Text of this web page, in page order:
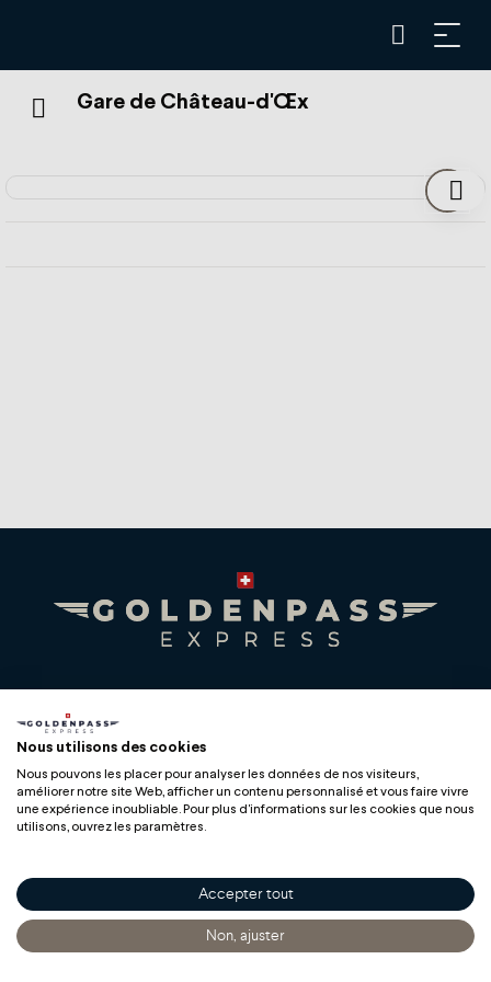
Gare de Château-d'Œx
Compagnie du Chemin de Fer Montreux Oberland
bernois SA
BLS AG
Copyright
Nous utilisons des cookies
Nous pouvons les placer pour analyser les données de nos visiteurs,
améliorer notre site Web, afficher un contenu personnalisé et vous faire vivre
une expérience inoubliable. Pour plus d'informations sur les cookies que nous
utilisons, ouvrez les paramètres.
Accepter tout
Non, ajuster